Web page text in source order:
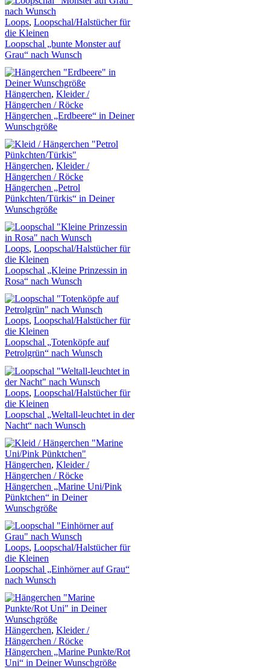
Loops, Loopschal/Halstücher für
die Kleinen
Loopschal „bunte Monster auf
Grau“ nach Wunsch
Hängerchen, Kleider /
Hängerchen / Röcke
Hängerchen „Erdbeere“ in Deiner
Wunschgröße
Hängerchen, Kleider /
Hängerchen / Röcke
Hängerchen „Petrol
Pünkchten/Türkis“ in Deiner
Wunschgröße
Loops, Loopschal/Halstücher für
die Kleinen
Loopschal „Kleine Prinzessin in
Rosa“ nach Wunsch
Loops, Loopschal/Halstücher für
die Kleinen
Loopschal „Totenköpfe auf
Petrolgrün“ nach Wunsch
Loops, Loopschal/Halstücher für
die Kleinen
Loopschal „Weltall-leuchtet in der
Nacht“ nach Wunsch
Hängerchen, Kleider /
Hängerchen / Röcke
Hängerchen „Marine Uni/Pink
Pünktchen“ in Deiner
Wunschgröße
Loops, Loopschal/Halstücher für
die Kleinen
Loopschal „Einhörner auf Grau“
nach Wunsch
Hängerchen, Kleider /
Hängerchen / Röcke
Hängerchen „Marine Punkte/Rot
Uni“ in Deiner Wunschgröße